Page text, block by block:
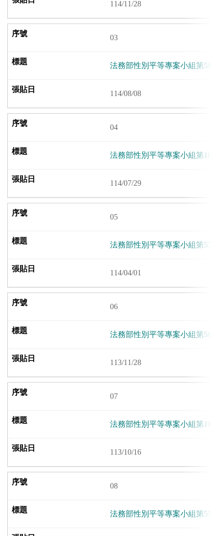
114/11/28
03
法務部性別平等專案小組第58
114/08/08
04
法務部性別平等專案小組第10
114/07/29
05
法務部性別平等專案小組第57
114/04/01
06
法務部性別平等專案小組第56
113/11/28
07
法務部性別平等專案小組第10
113/10/16
08
法務部性別平等專案小組第55